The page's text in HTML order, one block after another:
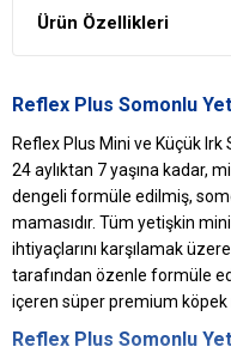
Ürün Özellikleri
Reflex Plus Somonlu
Reflex Plus Mini ve Küçük
24 aylıktan 7 yaşına kadar,
dengeli formüle edilmiş,
mamasıdır. Tüm yetişkin
ihtiyaçlarını karşılamak
tarafından özenle formüle
içeren süper premium köpek
Reflex Plus Somonlu